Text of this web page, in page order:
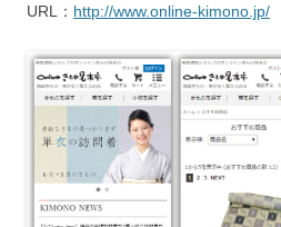
URL： http://www.online-kimono.jp/